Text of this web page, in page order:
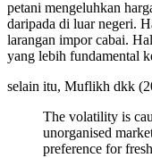
petani mengeluhkan
daripada di luar negeri.
larangan impor cabai.
yang lebih fundamental
selain itu, Muflikh dkk
The volatility is
unorganised
preference for